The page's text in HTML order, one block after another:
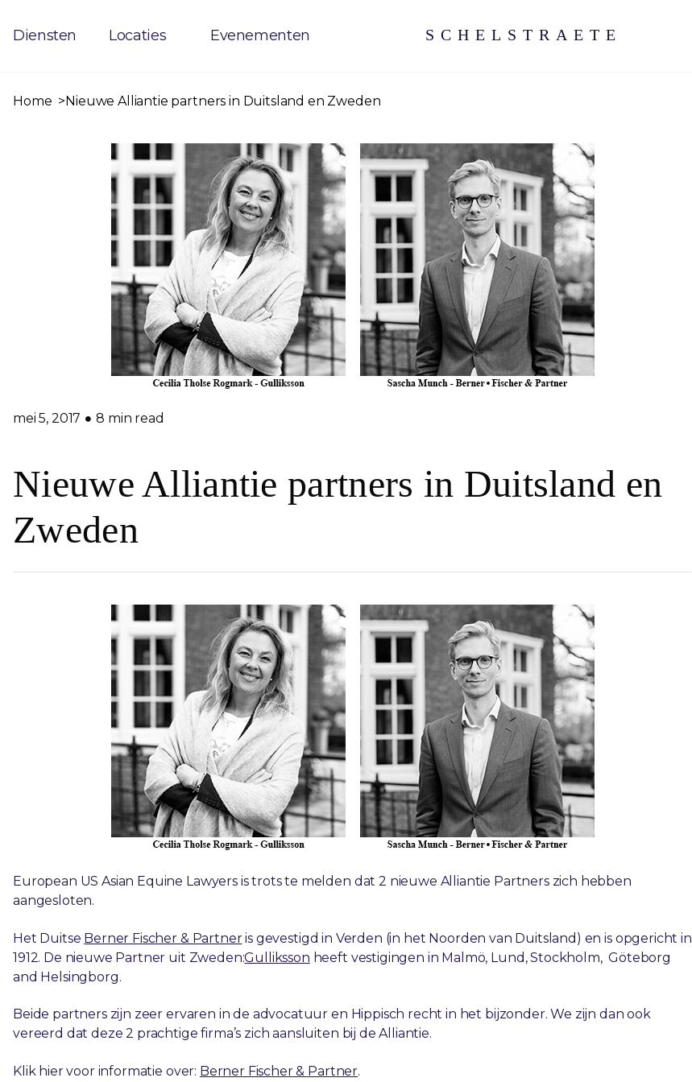
Diensten Locaties Evenementen SCHELSTRAETE
Home Nieuwe Alliantie partners in Duitsland en Zweden
mei 5, 2017 8 min read
Nieuwe Alliantie partners in Duitsland en
Zweden
European US Asian Equine Lawyers is trots te melden dat 2 nieuwe Alliantie Partners zich hebben
aangesloten.
Het Duitse Berner Fischer & Partneris gevestigd in Verden (in het Noorden van Duitsland) en is opgericht in
1912. De nieuwe Partner uit Zweden:Gulliksson heeft vestigingen in Malmö, Lund, Stockholm, Göteborg
and Helsingborg.
Beide partners zijn zeer ervaren in de advocatuur en Hippisch recht in het bijzonder. We zijn dan ook
vereerd dat deze 2 prachtige firma’s zich aansluiten bij de Alliantie.
Klik hier voor informatie over: Berner Fischer & Partner.